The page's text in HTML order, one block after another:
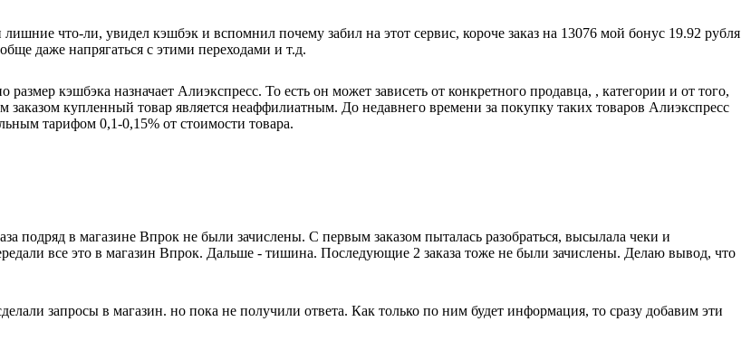
что-ли, увидел кэшбэк и вспомнил почему забил на этот сервис, короче заказ на 13076 мой бонус 19.92 рубля
даже напрягаться с этими переходами и т.д.
кэшбэка назначает Алиэкспресс. То есть он может зависеть от конкретного продавца, , категории и от того,
купленный товар является неаффилиатным. До недавнего времени за покупку таких товаров Алиэкспресс
тарифом 0,1-0,15% от стоимости товара.
подряд в магазине Впрок не были зачислены. С первым заказом пыталась разобраться, высылала чеки и
все это в магазин Впрок. Дальше - тишина. Последующие 2 заказа тоже не были зачислены. Делаю вывод, что
запросы в магазин. но пока не получили ответа. Как только по ним будет информация, то сразу добавим эти